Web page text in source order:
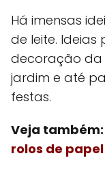
Há imensas
de leite.
decoração da
jardim e até
festas.
Veja também:
rolos de